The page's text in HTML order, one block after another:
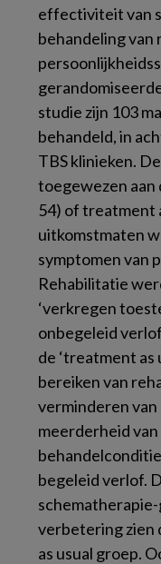
effectiviteit van
behandeling
studie zijn 103
behandeld, in
TBS klinieken.
toegewezen aan
54) of treatment
uitkomstmaten
symptomen van
Rehabilitatie
‘verkregen
onbegeleid
de ‘treatment
bereiken van
verminderen
meerderheid
begeleid verlof.
verbetering zien
as usual groep.